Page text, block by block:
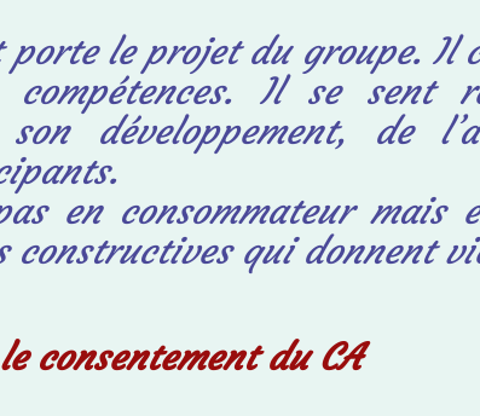
porte le projet du groupe. Il
Il se sent
son développement, de
en consommateur mais
constructives qui donnent
consentement du CA